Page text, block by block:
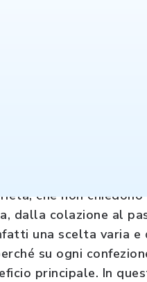
che non
dalla colazione al
una scelta varia
su ogni
principale. In